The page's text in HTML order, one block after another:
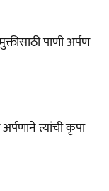
पाणी अर्पण
त्यांची कृपा